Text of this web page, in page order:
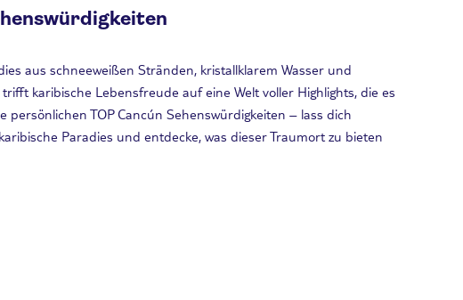
aus schneeweißen Stränden, kristallklarem Wasser und
karibische Lebensfreude auf eine Welt voller Highlights, die es
persönlichen TOP Cancún Sehenswürdigkeiten – lass dich
Paradies und entdecke, was dieser Traumort zu bieten